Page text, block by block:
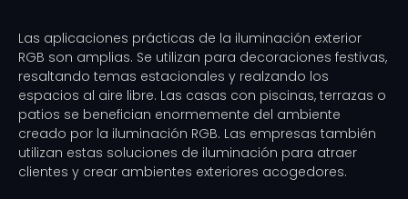
Las aplicaciones prácticas de la iluminación exterior
RGB son amplias. Se utilizan para decoraciones festivas,
resaltando temas estacionales y realzando los
espacios al aire libre. Las casas con piscinas, terrazas o
patios se benefician enormemente del ambiente
creado por la iluminación RGB. Las empresas también
utilizan estas soluciones de iluminación para atraer
clientes y crear ambientes exteriores acogedores.